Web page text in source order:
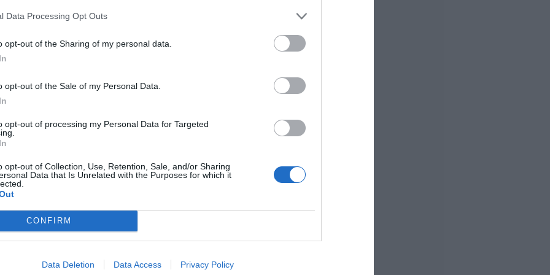
Data Processing Opt Outs
opt-out of the Sharing of my personal data.
opt-out of the Sale of my Personal Data.
opt-out of processing my Personal Data for Targeted
opt-out of Collection, Use, Retention, Sale, and/or Sharing
Data that Is Unrelated with the Purposes for which it
CONFIRM
Data Deletion Data Access Privacy Policy
de julio, según las estimaciones
Mortalidad Diaria (MoMo)
superaba los65 años.
día
cuando se han contabilizado
con una ola de calor que ha llevado el
en varios puntos de la comunidad.
sitúa a la provincia de
deAlicante, conseis, yCastellón, contres,